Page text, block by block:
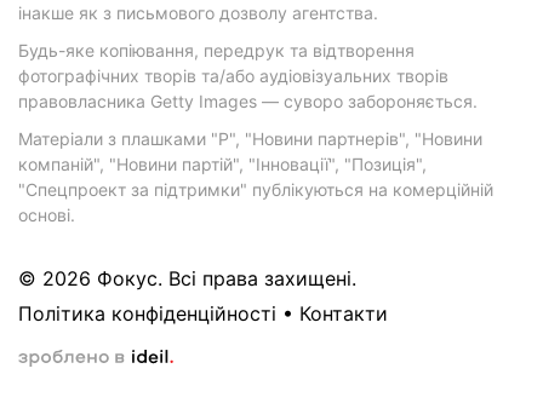
інакше як з письмового дозволу агентства.
Будь-яке копіювання, передрук та відтворення
фотографічних творів та/або аудіовізуальних творів
правовласника Getty Images — суворо забороняється.
Матеріали з плашками "Р", "Новини партнерів", "Новини
компаній", "Новини партій", "Інновації", "Позиція",
"Спецпроект за підтримки" публікуються на комерційній
основі.
© 2026 Фокус. Всі права захищені.
Політика конфіденційності • Контакти